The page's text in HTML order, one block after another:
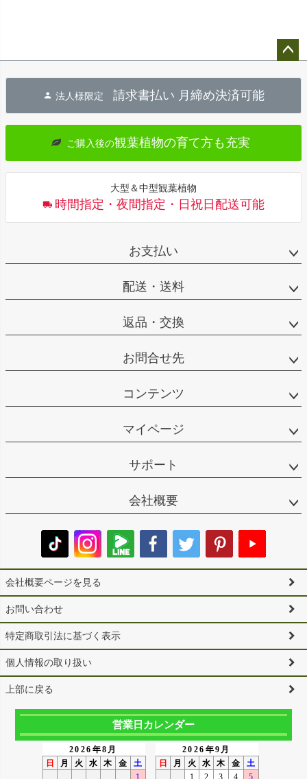
へ
法人様限定 請求書払い 月締め決済可能
ご購入後の観葉植物の育て方も充実
大型＆中型観葉植物
時間指定・夜間指定・日祝日配送可能
お支払い
配送・送料
返品・交換
お問合せ先
コンテンツ
マイページ
サポート
会社概要
会社概要ページを見る
お問い合わせ
特定商取引法に基づく表示
個人情報の取り扱い
上部に戻る
営業日カレンダー